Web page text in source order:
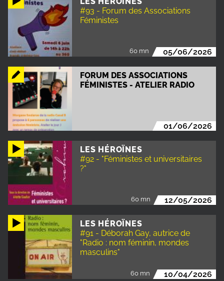
#93 - Forum des Associations
Féministes
60 mn 05/06/2026
FORUM DES ASSOCIATIONS
FÉMINISTES - ATELIER RADIO
01/06/2026
LES HÉROÏNES
#92 - "Féministes et universitaires
?"
60 mn 12/05/2026
LES HÉROÏNES
#91 - Déborah Gay, autrice de
"Radio : nom féminin, mondes
masculins"
60 mn 10/04/2026